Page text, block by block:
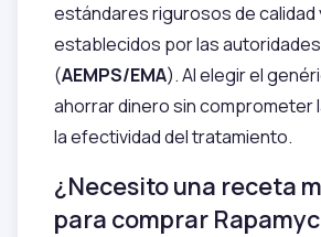
estándares rigurosos de calidad
establecidos por las
(AEMPS/EMA). Al elegir el
ahorrar dinero sin comprometer
la efectividad del tratamiento.
¿Necesito una receta
para comprar